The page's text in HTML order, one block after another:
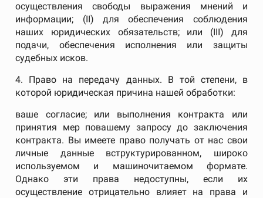
осуществления свободы выражения мнений и
информации; (II) для обеспечения соблюдения
наших юридических обязательств; или (III) для
подачи, обеспечения исполнения или защиты
судебных исков.
4. Право на передачу данных. В той степени, в
которой юридическая причина нашей обработки:
ваше согласие; или выполнения контракта или
принятия мер повашему запросу до заключения
контракта. Вы имеете право получать от нас свои
личные данные вструктурированном, широко
используемом и машиночитаемом формате.
Однако эти права недоступны, если их
осуществление отрицательно влияет на права и